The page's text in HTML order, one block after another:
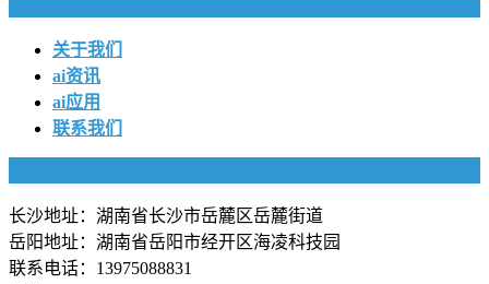
关于我们
ai资讯
ai应用
联系我们
长沙地址：湖南省长沙市岳麓区岳麓街道
岳阳地址：湖南省岳阳市经开区海凌科技园
联系电话：13975088831